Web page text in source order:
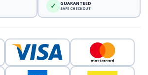
✓ GUARANTEED
SAFE CHECKOUT